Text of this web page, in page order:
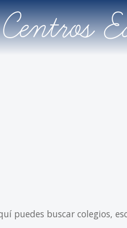
Centros
puedes buscar colegios,